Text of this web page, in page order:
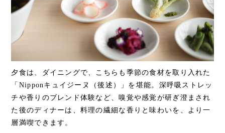
夕食は、ダイニングで、こちらも季節の食材を取り入れた
「Nipponキュイジーヌ（後述）」を堪能。深呼吸ストレッ
チや香りのブレンド体験など、嗅覚や感覚が研ぎ澄まされ
た後のディナーは、料理の繊細な香りと味わいを、より一
層満喫できます。